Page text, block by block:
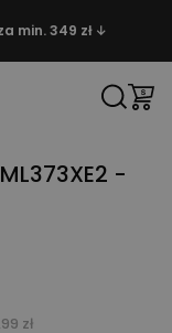
min. 349 zł ↓
-
zł